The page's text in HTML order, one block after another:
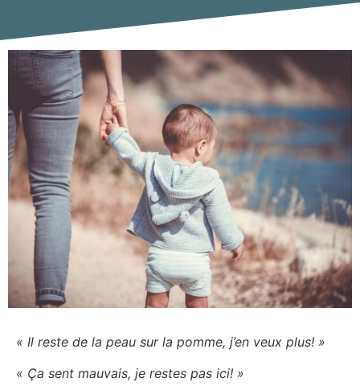
« Il reste de la peau sur la pomme, j’en veux plus! »
« Ça sent mauvais, je restes pas ici! »